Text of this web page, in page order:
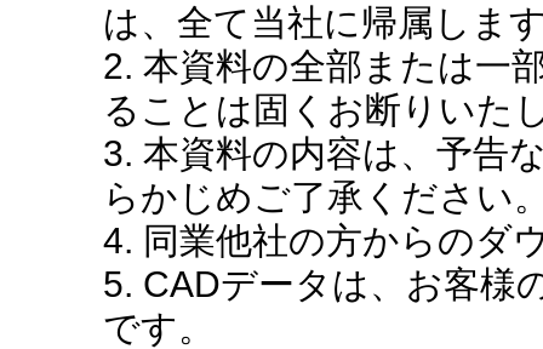
は、全て当社に帰属しま
2. 本資料の全部または一
ることは固くお断りいた
3. 本資料の内容は、予告
らかじめご了承ください
4. 同業他社の方からのダ
5. CADデータは、お客様
です。